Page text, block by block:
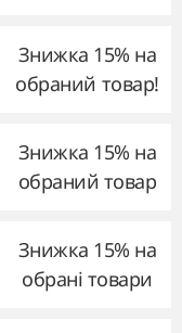
Знижка 15% на
обраний товар!
Знижка 15% на
обраний товар
Знижка 15% на
обрані товари